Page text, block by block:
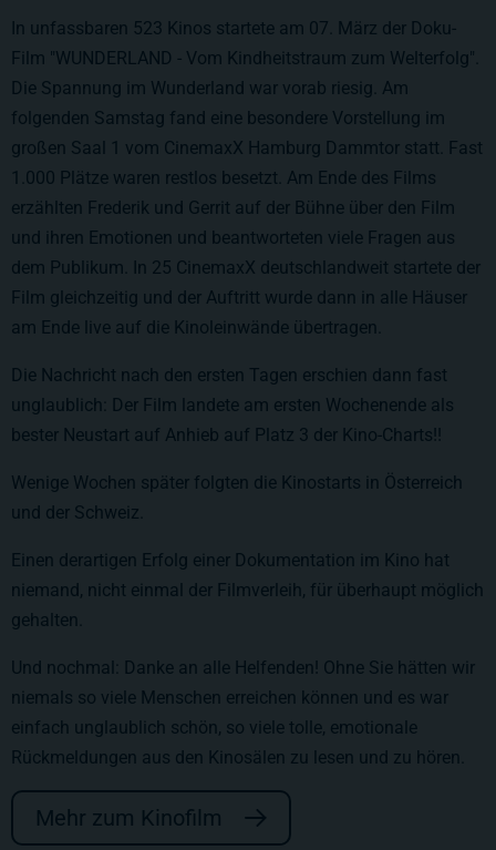
In unfassbaren 523 Kinos startete am 07. März der Doku-
Film "WUNDERLAND - Vom Kindheitstraum zum Welterfolg".
Die Spannung im Wunderland war vorab riesig. Am
folgenden Samstag fand eine besondere Vorstellung im
großen Saal 1 vom CinemaxX Hamburg Dammtor statt. Fast
1.000 Plätze waren restlos besetzt. Am Ende des Films
erzählten Frederik und Gerrit auf der Bühne über den Film
und ihren Emotionen und beantworteten viele Fragen aus
dem Publikum. In 25 CinemaxX deutschlandweit startete der
Film gleichzeitig und der Auftritt wurde dann in alle Häuser
am Ende live auf die Kinoleinwände übertragen.
Die Nachricht nach den ersten Tagen erschien dann fast
unglaublich: Der Film landete am ersten Wochenende als
bester Neustart auf Anhieb auf Platz 3 der Kino-Charts!!
Wenige Wochen später folgten die Kinostarts in Österreich
und der Schweiz.
Einen derartigen Erfolg einer Dokumentation im Kino hat
niemand, nicht einmal der Filmverleih, für überhaupt möglich
gehalten.
Und nochmal: Danke an alle Helfenden! Ohne Sie hätten wir
niemals so viele Menschen erreichen können und es war
einfach unglaublich schön, so viele tolle, emotionale
Rückmeldungen aus den Kinosälen zu lesen und zu hören.
Mehr zum Kinofilm